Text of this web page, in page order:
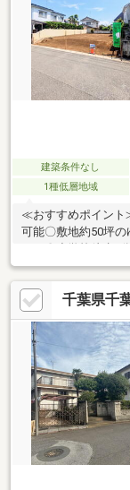
建築条件なし
1種低層地域
≪おすすめポイント
可能〇敷地約50坪
い物便利〇更地渡し
千葉県千